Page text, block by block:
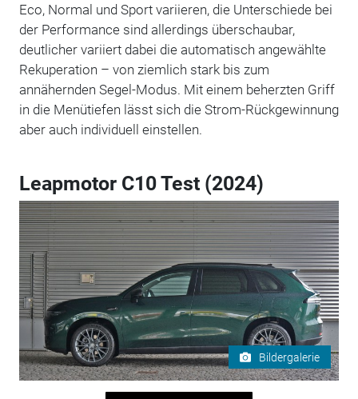
Eco, Normal und Sport variieren, die Unterschiede bei
der Performance sind allerdings überschaubar,
deutlicher variiert dabei die automatisch angewählte
Rekuperation – von ziemlich stark bis zum
annähernden Segel-Modus. Mit einem beherzten Griff
in die Menütiefen lässt sich die Strom-Rückgewinnung
aber auch individuell einstellen.
Leapmotor C10 Test (2024)
Bildergalerie